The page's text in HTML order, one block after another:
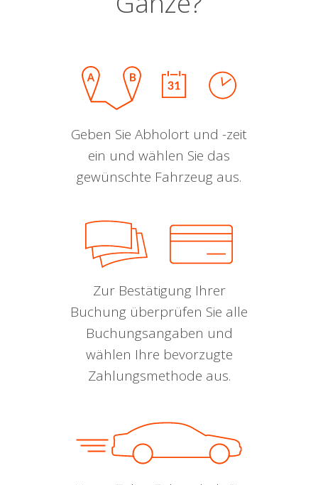
Geben Sie Abholort und -zeit
ein und wählen Sie das
gewünschte Fahrzeug aus.
Zur Bestätigung Ihrer
Buchung überprüfen Sie alle
Buchungsangaben und
wählen Ihre bevorzugte
Zahlungsmethode aus.